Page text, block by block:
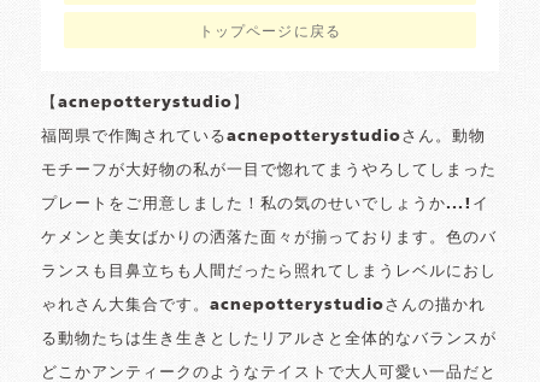
トップページに戻る
【acnepotterystudio】
福岡県で作陶されているacnepotterystudioさん。動物
モチーフが大好物の私が一目で惚れてまうやろしてしまった
プレートをご用意しました！私の気のせいでしょうか...!イ
ケメンと美女ばかりの洒落た面々が揃っております。色のバ
ランスも目鼻立ちも人間だったら照れてしまうレベルにおし
ゃれさん大集合です。acnepotterystudioさんの描かれ
る動物たちは生き生きとしたリアルさと全体的なバランスが
どこかアンティークのようなテイストで大人可愛い一品だと